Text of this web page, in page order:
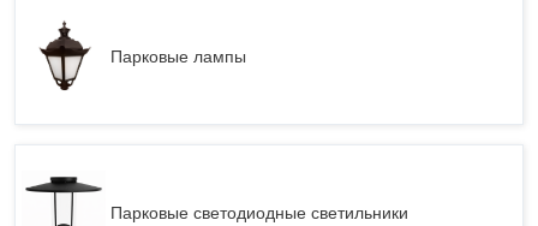
Парковые лампы
Парковые светодиодные светильники